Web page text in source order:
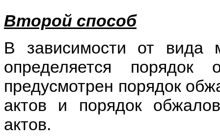
Второй способ
В зависимости от вида
определяется порядок
предусмотрен порядок
актов и порядок
актов.